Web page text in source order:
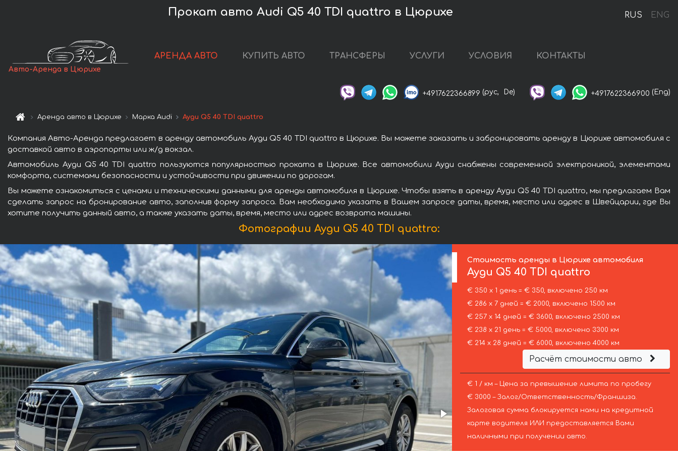
RUS ENG
Прокат авто Audi Q5 40 TDI quattro в Цюрихе
Авто-Аренда в Цюрихе
АРЕНДА АВТО КУПИТЬ АВТО ТРАНСФЕРЫ УСЛУГИ УСЛОВИЯ КОНТАКТЫ
+4917622366899 (рус, De) +4917622366900 (Eng)
Аренда авто в Цюрихе Марка Audi Ауди Q5 40 TDI quattro
Компания Авто-Аренда предлагает в аренду автомобиль Ауди Q5 40 TDI quattro в Цюрихе. Вы можете заказать и забронировать аренду в Цюрихе автомобиля с
доставкой авто в аэропорты или ж/д вокзал.
Автомобиль Ауди Q5 40 TDI quattro пользуются популярностью проката в Цюрихе. Все автомобили Ауди снабжены современной электроникой, элементами
комфорта, системами безопасности и устойчивости при движении по дорогам.
Вы можете ознакомиться с ценами и техническими данными для аренды автомобиля в Цюрихе. Чтобы взять в аренду Ауди Q5 40 TDI quattro, мы предлагаем Вам
сделать запрос на бронирование авто, заполнив форму запроса. Вам необходимо указать в Вашем запросе даты, время, место или адрес в Швейцарии, где Вы
хотите получить данный авто, а также указать даты, время, место или адрес возврата машины.
Фотографии Ауди Q5 40 TDI quattro:
Стоимость аренды в Цюрихе автомобиля
Ауди Q5 40 TDI quattro
€ 350 х 1 день = € 350, включено 250 км
€ 286 х 7 дней = € 2000, включено 1500 км
€ 257 х 14 дней = € 3600, включено 2500 км
€ 238 х 21 день = € 5000, включено 3300 км
€ 214 х 28 дней = € 6000, включено 4000 км
Расчёт стоимости авто
€ 1 / км – Цена за превышение лимита по пробегу
€ 3000 – Залог/Ответственность/Франшиза.
Залоговая сумма блокируется нами на кредитной
карте водителя ИЛИ предоставляется Вами
наличными при получении авто.